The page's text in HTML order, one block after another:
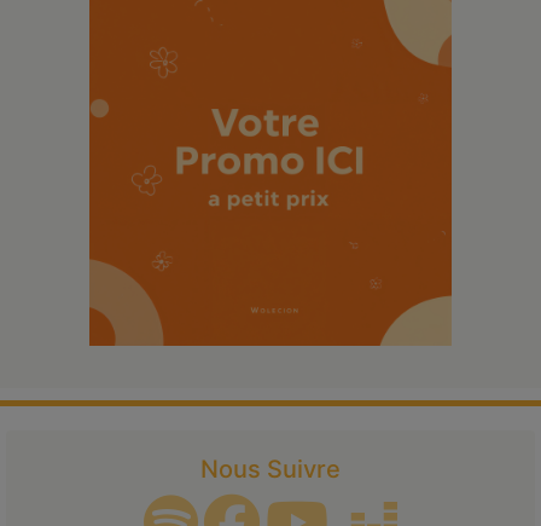
Nous Suivre